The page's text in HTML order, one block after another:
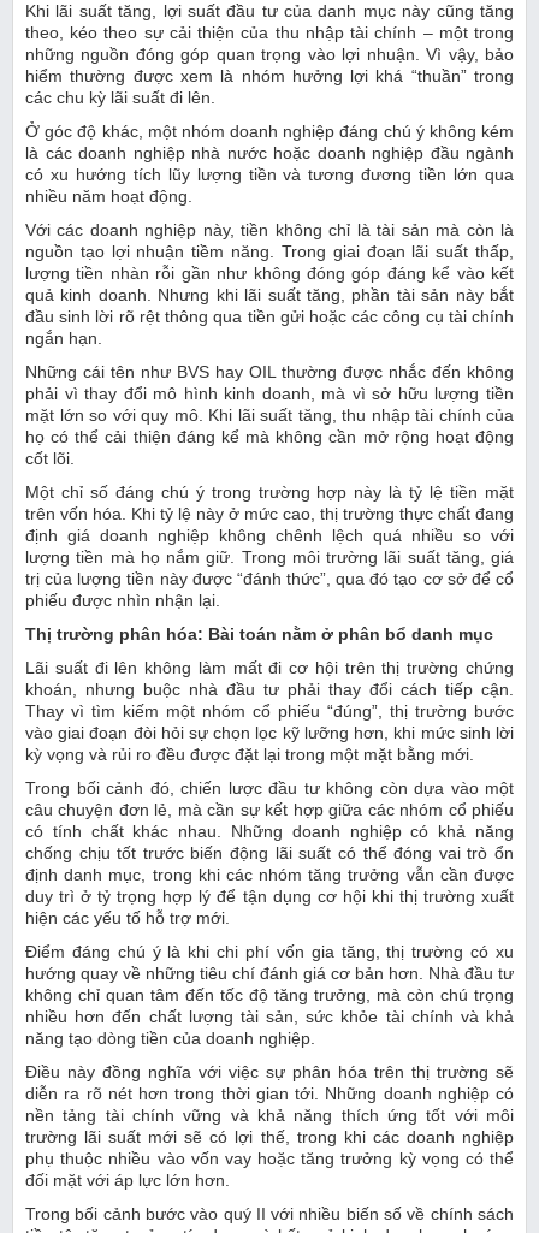
Khi lãi suất tăng, lợi suất đầu tư của danh mục này cũng tăng
theo, kéo theo sự cải thiện của thu nhập tài chính – một trong
những nguồn đóng góp quan trọng vào lợi nhuận. Vì vậy, bảo
hiểm thường được xem là nhóm hưởng lợi khá “thuần” trong
các chu kỳ lãi suất đi lên.
Ở góc độ khác, một nhóm doanh nghiệp đáng chú ý không kém
là các doanh nghiệp nhà nước hoặc doanh nghiệp đầu ngành
có xu hướng tích lũy lượng tiền và tương đương tiền lớn qua
nhiều năm hoạt động.
Với các doanh nghiệp này, tiền không chỉ là tài sản mà còn là
nguồn tạo lợi nhuận tiềm năng. Trong giai đoạn lãi suất thấp,
lượng tiền nhàn rỗi gần như không đóng góp đáng kể vào kết
quả kinh doanh. Nhưng khi lãi suất tăng, phần tài sản này bắt
đầu sinh lời rõ rệt thông qua tiền gửi hoặc các công cụ tài chính
ngắn hạn.
Những cái tên như BVS hay OIL thường được nhắc đến không
phải vì thay đổi mô hình kinh doanh, mà vì sở hữu lượng tiền
mặt lớn so với quy mô. Khi lãi suất tăng, thu nhập tài chính của
họ có thể cải thiện đáng kể mà không cần mở rộng hoạt động
cốt lõi.
Một chỉ số đáng chú ý trong trường hợp này là tỷ lệ tiền mặt
trên vốn hóa. Khi tỷ lệ này ở mức cao, thị trường thực chất đang
định giá doanh nghiệp không chênh lệch quá nhiều so với
lượng tiền mà họ nắm giữ. Trong môi trường lãi suất tăng, giá
trị của lượng tiền này được “đánh thức”, qua đó tạo cơ sở để cổ
phiếu được nhìn nhận lại.
Thị trường phân hóa: Bài toán nằm ở phân bổ danh mục
Lãi suất đi lên không làm mất đi cơ hội trên thị trường chứng
khoán, nhưng buộc nhà đầu tư phải thay đổi cách tiếp cận.
Thay vì tìm kiếm một nhóm cổ phiếu “đúng”, thị trường bước
vào giai đoạn đòi hỏi sự chọn lọc kỹ lưỡng hơn, khi mức sinh lời
kỳ vọng và rủi ro đều được đặt lại trong một mặt bằng mới.
Trong bối cảnh đó, chiến lược đầu tư không còn dựa vào một
câu chuyện đơn lẻ, mà cần sự kết hợp giữa các nhóm cổ phiếu
có tính chất khác nhau. Những doanh nghiệp có khả năng
chống chịu tốt trước biến động lãi suất có thể đóng vai trò ổn
định danh mục, trong khi các nhóm tăng trưởng vẫn cần được
duy trì ở tỷ trọng hợp lý để tận dụng cơ hội khi thị trường xuất
hiện các yếu tố hỗ trợ mới.
Điểm đáng chú ý là khi chi phí vốn gia tăng, thị trường có xu
hướng quay về những tiêu chí đánh giá cơ bản hơn. Nhà đầu tư
không chỉ quan tâm đến tốc độ tăng trưởng, mà còn chú trọng
nhiều hơn đến chất lượng tài sản, sức khỏe tài chính và khả
năng tạo dòng tiền của doanh nghiệp.
Điều này đồng nghĩa với việc sự phân hóa trên thị trường sẽ
diễn ra rõ nét hơn trong thời gian tới. Những doanh nghiệp có
nền tảng tài chính vững và khả năng thích ứng tốt với môi
trường lãi suất mới sẽ có lợi thế, trong khi các doanh nghiệp
phụ thuộc nhiều vào vốn vay hoặc tăng trưởng kỳ vọng có thể
đối mặt với áp lực lớn hơn.
Trong bối cảnh bước vào quý II với nhiều biến số về chính sách